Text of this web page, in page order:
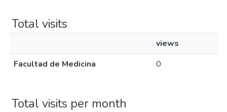
Total visits
views
Facultad de Medicina
0
Total visits per month